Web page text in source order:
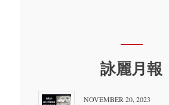
詠麗月報
NOVEMBER 20, 2023